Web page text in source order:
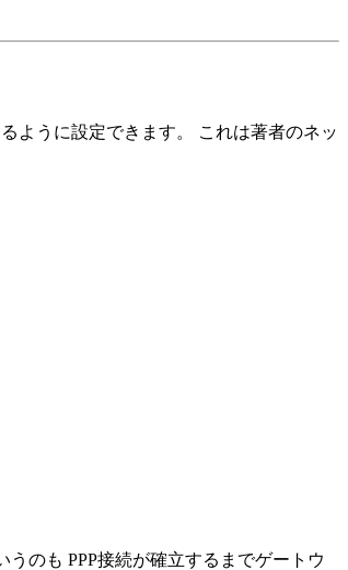
ように設定できます。 これは著者のネッ
のも PPP接続が確立するまでゲートウ